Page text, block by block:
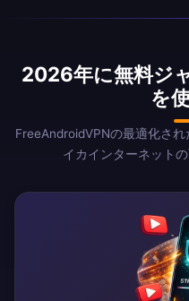
2026年に無料ジ
を
FreeAndroidVPNの最適化さ
イカインターネット